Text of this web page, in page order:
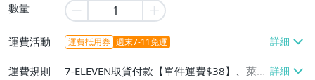
數量
運費活動 運費抵用券 週末7-11免運
運費規則
7-ELEVEN取貨付款【單件運費$38】、萊爾